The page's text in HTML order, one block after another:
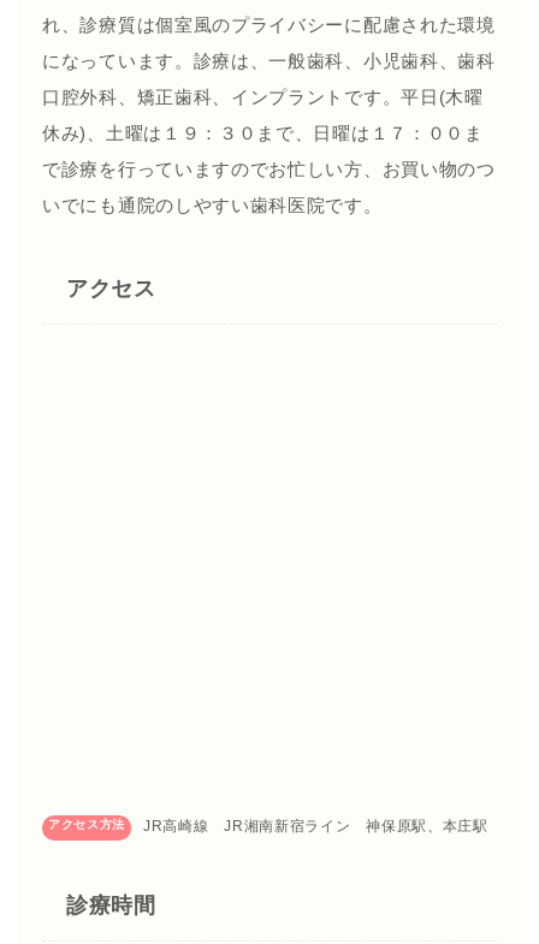
れ、診療質は個室風のプライバシーに配慮された環境
になっています。診療は、一般歯科、小児歯科、歯科
口腔外科、矯正歯科、インプラントです。平日(木曜
休み)、土曜は１９：３０まで、日曜は１７：００ま
で診療を行っていますのでお忙しい方、お買い物のつ
いでにも通院のしやすい歯科医院です。
アクセス
アクセス方法 JR高崎線 JR湘南新宿ライン 神保原駅、本庄駅
診療時間